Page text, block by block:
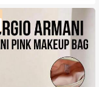
doppellagig
abnehmbare Tr
mit Schloss und weiche
Schlüsseleröffn